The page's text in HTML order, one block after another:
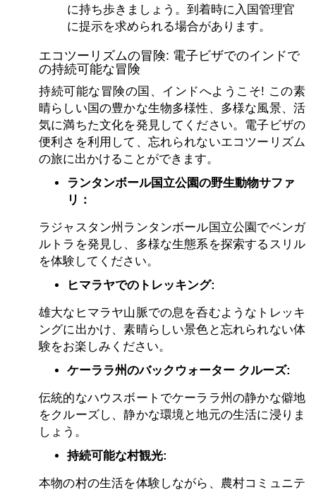
に持ち歩きましょう。到着時に入国管理官
に提示を求められる場合があります。
エコツーリズムの冒険: 電子ビザでのインドで
の持続可能な冒険
持続可能な冒険の国、インドへようこそ! この素
晴らしい国の豊かな生物多様性、多様な風景、活
気に満ちた文化を発見してください。電子ビザの
便利さを利用して、忘れられないエコツーリズム
の旅に出かけることができます。
ランタンボール国立公園の野生動物サファ
リ：
ラジャスタン州ランタンボール国立公園でベンガ
ルトラを発見し、多様な生態系を探索するスリル
を体験してください。
ヒマラヤでのトレッキング:
雄大なヒマラヤ山脈での息を呑むようなトレッキ
ングに出かけ、素晴らしい景色と忘れられない体
験をお楽しみください。
ケーララ州のバックウォーター クルーズ:
伝統的なハウスボートでケーララ州の静かな僻地
をクルーズし、静かな環境と地元の生活に浸りま
しょう。
持続可能な村観光:
本物の村の生活を体験しながら、農村コミュニテ